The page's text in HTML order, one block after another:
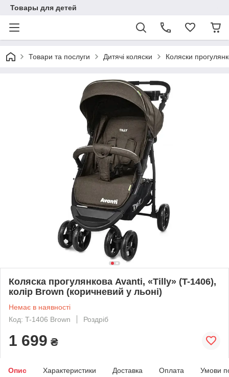
Товары для детей
Товари та послуги Дитячі коляски Коляски
Коляска прогулянкова Avanti, «Tilly» (T-1406),
колір Brown (коричневий у льоні)
Немає в наявності
Код: T-1406 Brown
Роздріб
1 699 ₴
Опис Характеристики Доставка Оплата Умови